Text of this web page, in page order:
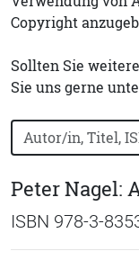
Copyright
Sollten Sie
Sie uns gerne
Bücher nach
Peter Nagel:
ISBN 978-3-